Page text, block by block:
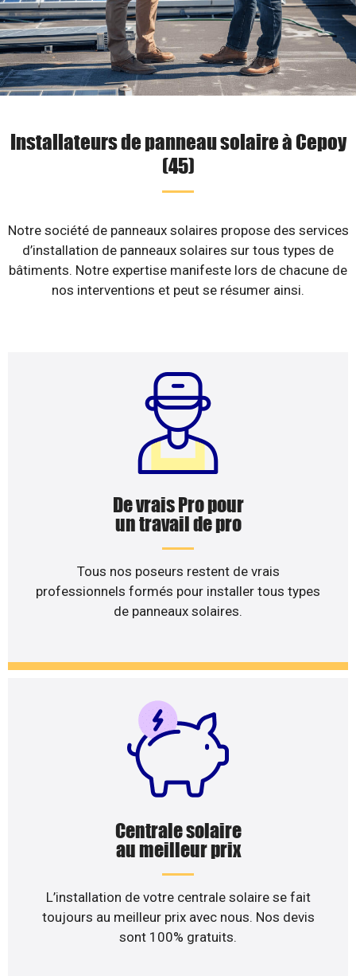
Installateurs de panneau solaire à Cepoy
(45)
Notre société de panneaux solaires propose des services
d’installation de panneaux solaires sur tous types de
bâtiments. Notre expertise manifeste lors de chacune de
nos interventions et peut se résumer ainsi.
De vrais Pro pour
un travail de pro
Tous nos poseurs restent de vrais
professionnels formés pour installer tous types
de panneaux solaires.
Centrale solaire
au meilleur prix
L’installation de votre centrale solaire se fait
toujours au meilleur prix avec nous. Nos devis
sont 100% gratuits.